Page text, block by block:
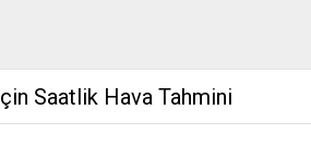
Saatlik Hava Tahmini